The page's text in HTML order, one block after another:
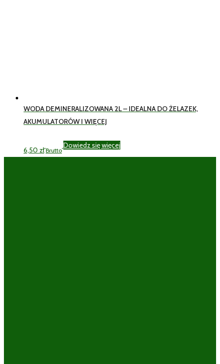
WODA DEMINERALIZOWANA 2L – IDEALNA DO ŻELAZEK,
AKUMULATORÓW I WIĘCEJ
6,50 zł Brutto
Dowiedz się więcej